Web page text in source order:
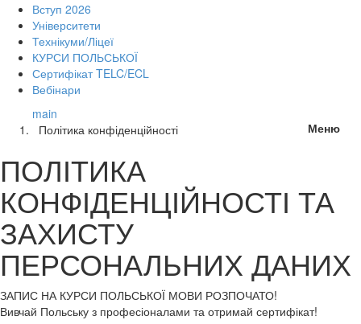
Вступ 2026
Університети
Технікуми/Ліцеї
КУРСИ ПОЛЬСЬКОЇ
Сертифікат TELC/ECL
Вебінари
Меню
main
Політика конфіденційності
ПОЛІТИКА
КОНФІДЕНЦІЙНОСТІ ТА
ЗАХИСТУ
ПЕРСОНАЛЬНИХ ДАНИХ
ЗАПИС НА КУРСИ ПОЛЬСЬКОЇ МОВИ РОЗПОЧАТО!
Вивчай Польську з професіоналами та отримай сертифікат!